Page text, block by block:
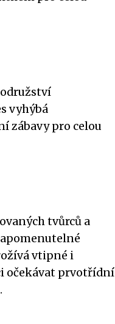
vyhýbá
zábavy pro celou
tvůrců a
vtipné i
očekávat prvotřídní